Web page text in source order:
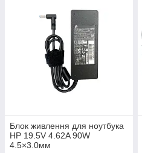
Блок живлення для ноутбука
HP 19.5V 4.62A 90W
4.5×3.0мм